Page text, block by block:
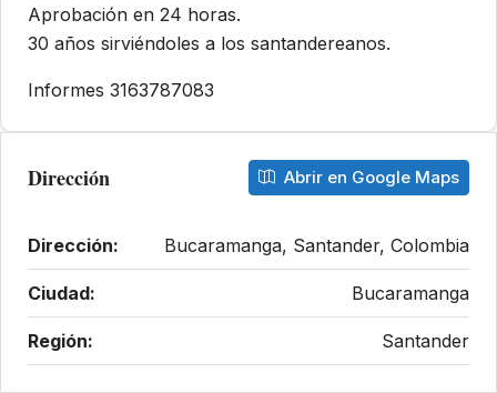
Aprobación en 24 horas.
30 años sirviéndoles a los santandereanos.
Informes 3163787083
Dirección Abrir en Google Maps
Dirección: Bucaramanga, Santander, Colombia
Ciudad: Bucaramanga
Región: Santander